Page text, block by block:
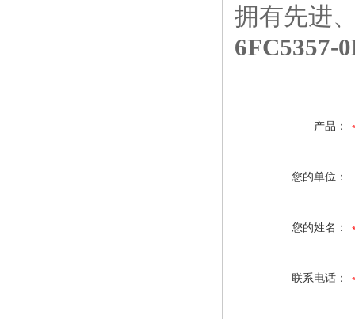
拥有先进
6FC5357-
产品：
您的单位：
您的姓名：
联系电话：